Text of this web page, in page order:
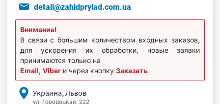
detali@zahidprylad.com.ua
Внимание!
В связи с большим количеством входных заказов,
для ускорения их обработки, новые заявки
принимаются только на
Email, Viber и через кнопку Заказать
Украина, Львов
ул. Городоцкая, 222